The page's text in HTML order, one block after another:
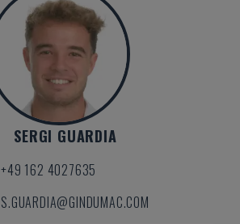
SERGI GUARDIA
+49 162 4027635
S.GUARDIA@GINDUMAC.COM